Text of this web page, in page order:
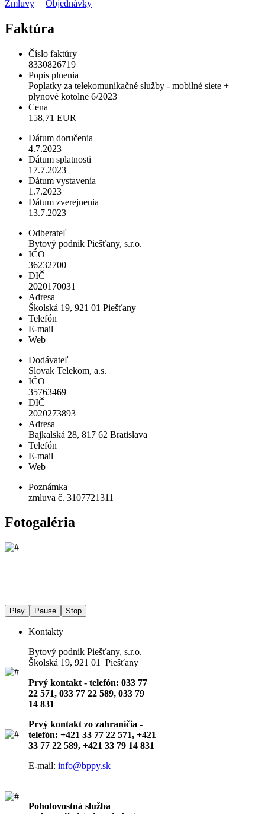
Zmluvy | Objednávky
Faktúra
Číslo faktúry
8330826719
Popis plnenia
Poplatky za telekomunikačné služby - mobilné siete +
plynové kotolne 6/2023
Cena
158,71 EUR
Dátum doručenia
4.7.2023
Dátum splatnosti
17.7.2023
Dátum vystavenia
1.7.2023
Dátum zverejnenia
13.7.2023
Odberateľ
Bytový podnik Piešťany, s.r.o.
IČO
36232700
DIČ
2020170031
Adresa
Školská 19, 921 01 Piešťany
Telefón
E-mail
Web
Dodávateľ
Slovak Telekom, a.s.
IČO
35763469
DIČ
2020273893
Adresa
Bajkalská 28, 817 62 Bratislava
Telefón
E-mail
Web
Poznámka
zmluva č. 3107721311
Fotogaléria
Play Pause Stop
Kontakty
Bytový podnik Piešťany, s.r.o.
Školská 19, 921 01 Piešťany
Prvý kontakt - telefón: 033 77
22 571, 033 77 22 589, 033 79
14 831
Prvý kontakt zo zahraničia -
telefón: +421 33 77 22 571, +421
33 77 22 589, +421 33 79 14 831
E-mail: info@bppy.sk
Pohotovostná služba